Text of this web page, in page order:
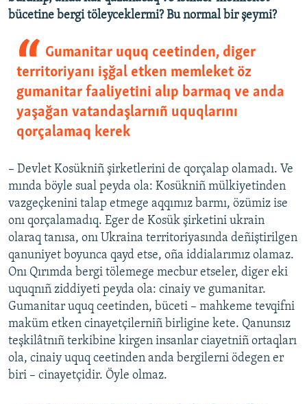
bücetine bergi töleyceklermi? Bu normal bir şeymi?
Gumanitar uquq ceetinden, diger
territoriyanı işğal etken memleket öz
gumanitar faaliyetini alıp barmaq ve anda
yaşağan vatandaşlarnıñ uquqlarını
qorçalamaq kerek
– Devlet Kosükniñ şirketlerini de qorçalap olamadı. Ve
mında böyle sual peyda ola: Kosükniñ mülkiyetinden
vazgeçkenini talap etmege aqqımız barmı, özümiz ise
onı qorçalamadıq. Eger de Kosük şirketini ukrain
olaraq tanısa, onı Ukraina territoriyasında deñiştirilgen
qanuniyet boyunca qayd etse, oña iddialarımız olamaz.
Onı Qırımda bergi tölemege mecbur etseler, diger eki
uquqnıñ ziddiyeti peyda ola: cinaiy ve gumanitar.
Gumanitar uquq ceetinden, büceti – mahkeme tevqifni
maküm etken cinayetçilerniñ birligine kete. Qanunsız
teşkilâtnıñ terkibine kirgen insanlar ciayetniñ ortaqları
ola, cinaiy uquq ceetinden anda bergilerni ödegen er
biri – cinayetçidir. Öyle olmaz.